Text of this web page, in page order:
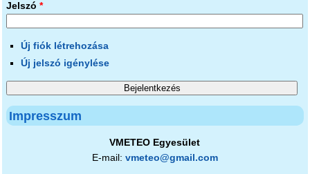
Jelszó *
Új fiók létrehozása
Új jelszó igénylése
Impresszum
VMETEO Egyesület
E-mail: vmeteo@gmail.com